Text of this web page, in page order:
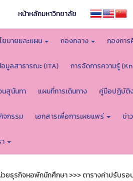
หน้าหลักมหาวิทยาลัย
ยบายและแผน กองกลาง กองการ
มูลสาธารณะ (ITA) การจัดการความรู้
สุนันทา แผนที่การเดินทาง คู่มือปฏิบัติ
จกรรม เอกสารเพื่อการเผยแพร่ ข่า
วยธุรกิจหอพักนักศึกษา >>> ตารางค่าปรับร